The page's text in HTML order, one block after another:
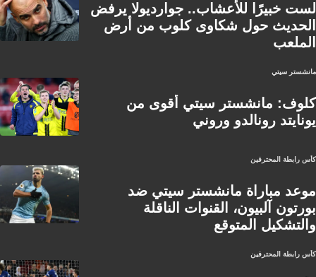
لست خبيرًا للأعشاب.. جوارديولا يرفض
الحديث حول شكاوى كلوب من أرض
الملعب
مانشستر سيتي
كلوف: مانشستر سيتي أقوى من
يونايتد رونالدو وروني
كأس رابطة المحترفين
موعد مباراة مانشستر سيتي ضد
بورتون آلبيون، القنوات الناقلة
والتشكيل المتوقع
كأس رابطة المحترفين